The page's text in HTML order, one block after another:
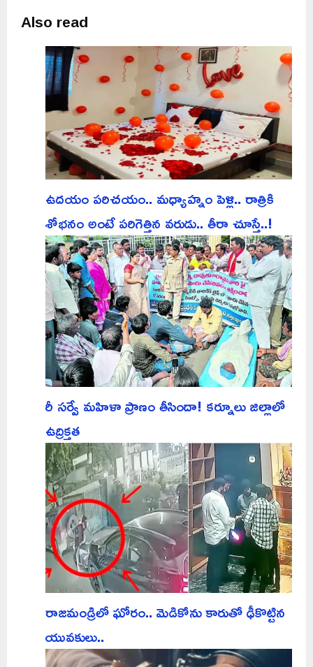
Also read
ఉదయం పరిచయం.. మధ్యాహ్నం పెళ్లి.. రాత్రికి
శోభనం అంటే పరిగెత్తిన వరుడు.. తీరా చూస్తే..!
రీ సర్వే మహిళా ప్రాణం తీసిందా! కర్నూలు జిల్లాలో
ఉద్రిక్తత
రాజమండ్రిలో ఘోరం.. మెడికోను కారుతో ఢీకొట్టిన
యువకులు..